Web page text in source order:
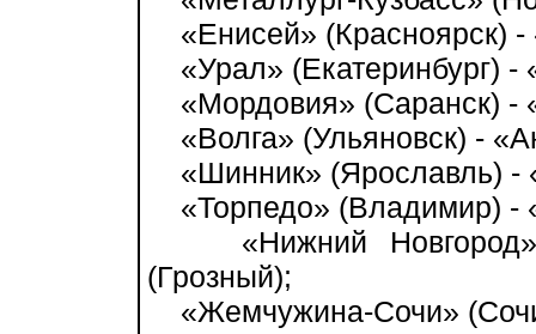
«Енисей» (Красноярск) -
«Урал» (Екатеринбург) -
«Мордовия» (Саранск) -
«Волга» (Ульяновск) -
«Шинник» (Ярославль) -
«Торпедо» (Владимир) -
«Нижний Новгород»
(Грозный);
«Жемчужина-Сочи»